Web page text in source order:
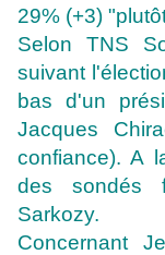
29% (+3)
Selon TNS
suivant
bas d'un
Jacques
confiance). A
des sondés
Sarkozy.
Concernant